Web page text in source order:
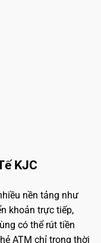
KJC
nền tảng như
khoản trực tiếp,
có thể rút tiền
ATM chỉ trong thời